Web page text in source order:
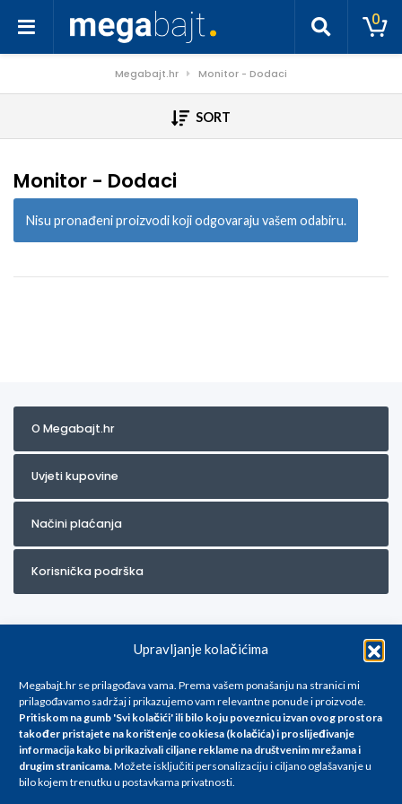
Upravljanje kolačićima
Megabajt.hr se prilagođava vama. Prema vašem ponašanju na stranici mi
prilagođavamo sadržaj i prikazujemo vam relevantne ponude i proizvode.
Pritiskom na gumb 'Svi kolačići' ili bilo koju poveznicu izvan ovog prostora
također pristajete na korištenje cookiesa (kolačića) i proslijeđivanje
informacija kako bi prikazivali ciljane reklame na društvenim mrežama i
drugim stranicama.Možete isključiti personalizaciju i ciljano oglašavanje u
bilo kojem trenutku u postavkama privatnosti.
0
Megabajt.hr Monitor - Dodaci
SORT
Monitor - Dodaci
Nisu pronađeni proizvodi koji odgovaraju vašem odabiru.
O Megabajt.hr
Uvjeti kupovine
Načini plaćanja
Korisnička podrška
Za artikle kojih trenutno nema u ponudi obratite nam se na
info@megabajt.hr. Sve cijene su informativnog karaktera i podložne su
promjenama, a
iskazane su za avansno plaćanje(gotovina) u Eurima i uključuju PDV. Sve